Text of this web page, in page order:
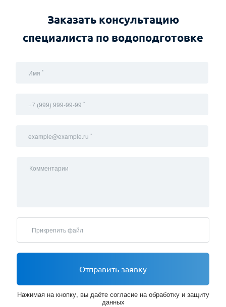
Заказать консультацию
специалиста по водоподготовке
Имя *
+7 (999) 999-99-99 *
example@example.ru *
Комментарии
Прикрепить файл
Отправить заявку
Нажимая на кнопку, вы даёте согласие на обработку и защиту
данных